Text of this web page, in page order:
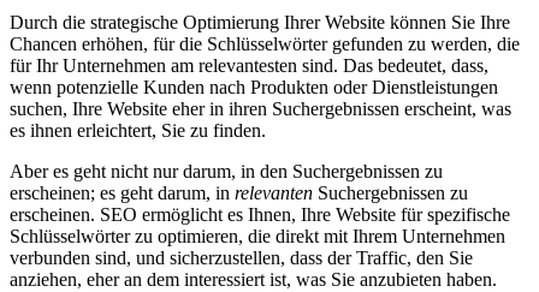
Durch die strategische Optimierung Ihrer Website können Sie Ihre
Chancen erhöhen, für die Schlüsselwörter gefunden zu werden, die
für Ihr Unternehmen am relevantesten sind. Das bedeutet, dass,
wenn potenzielle Kunden nach Produkten oder Dienstleistungen
suchen, Ihre Website eher in ihren Suchergebnissen erscheint, was
es ihnen erleichtert, Sie zu finden.
Aber es geht nicht nur darum, in den Suchergebnissen zu
erscheinen; es geht darum, in relevanten Suchergebnissen zu
erscheinen. SEO ermöglicht es Ihnen, Ihre Website für spezifische
Schlüsselwörter zu optimieren, die direkt mit Ihrem Unternehmen
verbunden sind, und sicherzustellen, dass der Traffic, den Sie
anziehen, eher an dem interessiert ist, was Sie anzubieten haben.